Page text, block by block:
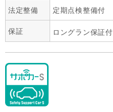
法定整備 定期点検整備付
保証 ロングラン保証付